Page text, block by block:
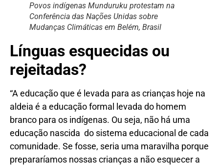
Povos indígenas Munduruku protestam na
Conferência das Nações Unidas sobre
Mudanças Climáticas em Belém, Brasil
Línguas esquecidas ou
rejeitadas?
“A educação que é levada para as crianças hoje na
aldeia é a educação formal levada do homem
branco para os indígenas. Ou seja, não há uma
educação nascida do sistema educacional de cada
comunidade. Se fosse, seria uma maravilha porque
prepararíamos nossas crianças a não esquecer a